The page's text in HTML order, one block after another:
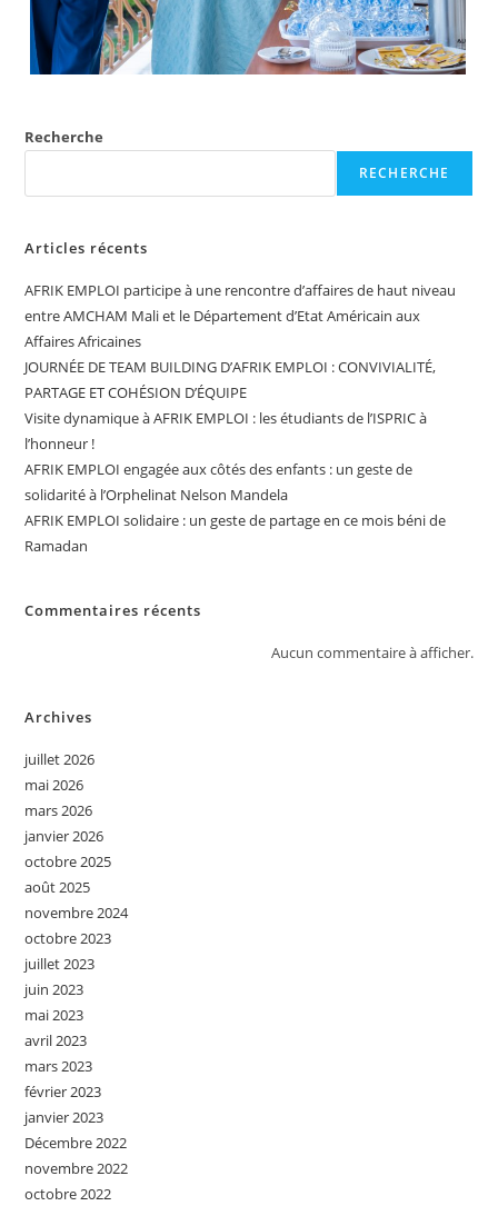
Recherche
RECHERCHE
Articles récents
AFRIK EMPLOI participe à une rencontre d’affaires de haut niveau
entre AMCHAM Mali et le Département d’Etat Américain aux
Affaires Africaines
JOURNÉE DE TEAM BUILDING D’AFRIK EMPLOI : CONVIVIALITÉ,
PARTAGE ET COHÉSION D’ÉQUIPE
Visite dynamique à AFRIK EMPLOI : les étudiants de l’ISPRIC à
l’honneur !
AFRIK EMPLOI engagée aux côtés des enfants : un geste de
solidarité à l’Orphelinat Nelson Mandela
AFRIK EMPLOI solidaire : un geste de partage en ce mois béni de
Ramadan
Commentaires récents
Aucun commentaire à afficher.
Archives
juillet 2026
mai 2026
mars 2026
janvier 2026
octobre 2025
août 2025
novembre 2024
octobre 2023
juillet 2023
juin 2023
mai 2023
avril 2023
mars 2023
février 2023
janvier 2023
Décembre 2022
novembre 2022
octobre 2022